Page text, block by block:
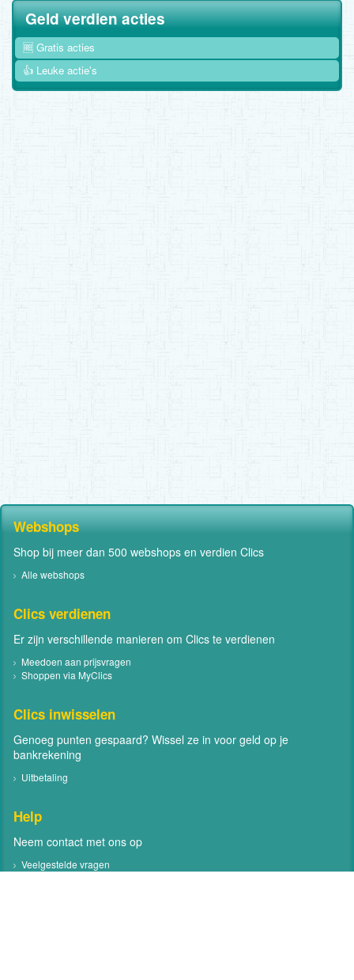
Geld verdien acties
🆓 Gratis acties
👍 Leuke actie's
Webshops
Shop bij meer dan 500 webshops en verdien Clics
Alle webshops
Clics verdienen
Er zijn verschillende manieren om Clics te verdienen
Meedoen aan prijsvragen
Shoppen via MyClics
Clics inwisselen
Genoeg punten gespaard? Wissel ze in voor geld op je
bankrekening
Uitbetaling
Help
Neem contact met ons op
Veelgestelde vragen